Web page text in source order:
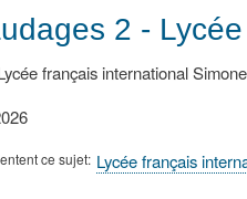
2 -
français international
ce sujet Lycée français